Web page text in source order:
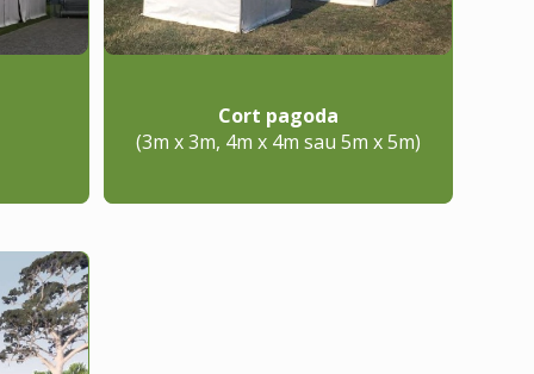
Cort pagoda
(3m x 3m, 4m x 4m sau 5m x 5m)